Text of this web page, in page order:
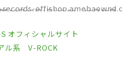
:10月22日(月)12:00〜10月31日
中旬より順次発送いたします。
場合、期間内でも予約受付を終了
offishop.amebaownd.c
オフィシャルサイト
ル系 V-ROCK